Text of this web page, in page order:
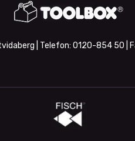
| Telefon: 0120-854 50 |